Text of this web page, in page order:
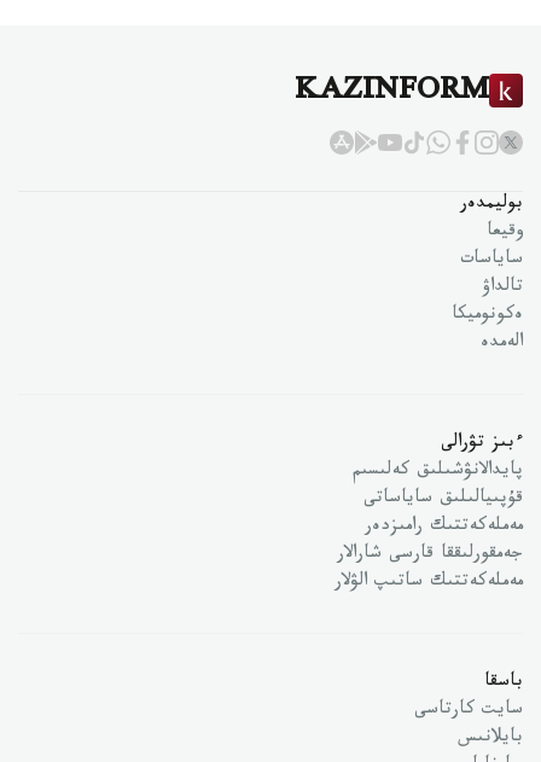
KAZINFORM
بوليمدەر
وقيعا
ساياسات
تالداۋ
ەكونوميكا
الەمدە
ءبىز تۋرالى
پايدالانۋشىلىق كەلىسىم
قۇپىيالىلىق ساياساتى
مەملەكەتتىك رامىزدەر
جەمقورلىققا قارسى شارالار
مەملەكەتتىك ساتىپ الۋلار
باسقا
سايت كارتاسى
بايلانىس